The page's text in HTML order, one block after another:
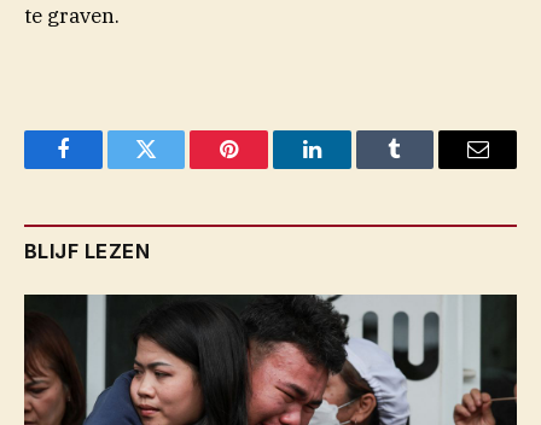
te graven.
FacebookTwitter Pinterest LinkedInTumblr Email
BLIJF LEZEN